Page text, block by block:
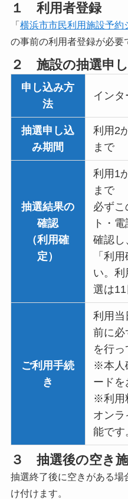
１ 利用者登録
「 横浜市市民利用施設予約
の事前の利用者登録が必要
２ 施設の抽選申
申し込み方
法
イン
抽選申し込
み期間
利用2
まで
抽選結果の
確認
（利用確
定）
利用1
まで
必ずこ
ト・
確認し
「利
い。利
選は11
ご利用手続
き
利用当
前に必
を行っ
※本人
ードを
※利用
オン
能です
３ 抽選後の空き
抽選終了後に空きがある場
け付けます。